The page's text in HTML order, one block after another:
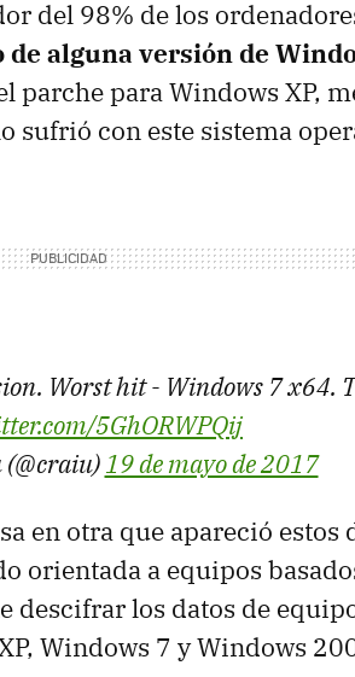
del 98% de los
de alguna versión de
parche para Windows XP,
sufrió con este sistema
Worst hit - Windows 7 x64.
5GhORWPQij
(@craiu)19 de mayo de 2017
en otra que apareció estos
orientada a equipos
descifrar los datos de
Windows 7 y Windows